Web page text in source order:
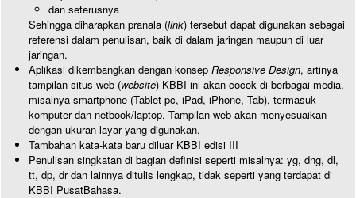
dan seterusnya
Sehingga diharapkan pranala (link) tersebut dapat digunakan sebagai
referensi dalam penulisan, baik di dalam jaringan maupun di luar
jaringan.
Aplikasi dikembangkan dengan konsep Responsive Design, artinya
tampilan situs web (website) KBBI ini akan cocok di berbagai media,
misalnya smartphone (Tablet pc, iPad, iPhone, Tab), termasuk
komputer dan netbook/laptop. Tampilan web akan menyesuaikan
dengan ukuran layar yang digunakan.
Tambahan kata-kata baru diluar KBBI edisi III
Penulisan singkatan di bagian definisi seperti misalnya: yg, dng, dl,
tt, dp, dr dan lainnya ditulis lengkap, tidak seperti yang terdapat di
KBBI PusatBahasa.